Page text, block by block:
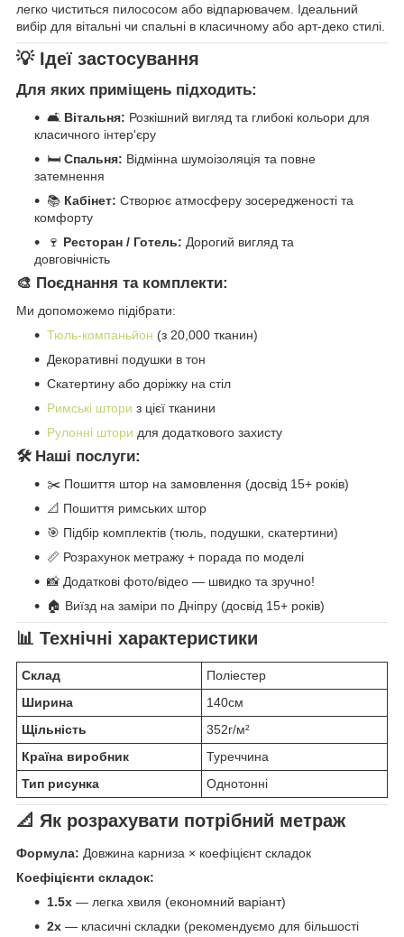
легко чиститься пилососом або відпарювачем. Ідеальний
вибір для вітальні чи спальні в класичному або арт-деко стилі.
💡 Ідеї застосування
Для яких приміщень підходить:
🛋️ Вітальня: Розкішний вигляд та глибокі кольори для
класичного інтер'єру
🛏️ Спальня: Відмінна шумоізоляція та повне
затемнення
📚 Кабінет: Створює атмосферу зосередженості та
комфорту
🍷 Ресторан / Готель: Дорогий вигляд та
довговічність
🎨 Поєднання та комплекти:
Ми допоможемо підібрати:
Тюль-компаньйон (з 20,000 тканин)
Декоративні подушки в тон
Скатертину або доріжку на стіл
Римські штори з цієї тканини
Рулонні штори для додаткового захисту
🛠️ Наші послуги:
✂️ Пошиття штор на замовлення (досвід 15+ років)
📐 Пошиття римських штор
🎯 Підбір комплектів (тюль, подушки, скатертини)
📏 Розрахунок метражу + порада по моделі
📸 Додаткові фото/відео — швидко та зручно!
🏠 Виїзд на заміри по Дніпру (досвід 15+ років)
📊 Технічні характеристики
Склад
Поліестер
Ширина
140см
Щільність
352г/м²
Країна виробник
Туреччина
Тип рисунка
Однотонні
📐 Як розрахувати потрібний метраж
Формула: Довжина карниза × коефіцієнт складок
Коефіцієнти складок:
1.5x — легка хвиля (економний варіант)
2x — класичні складки (рекомендуємо для більшості